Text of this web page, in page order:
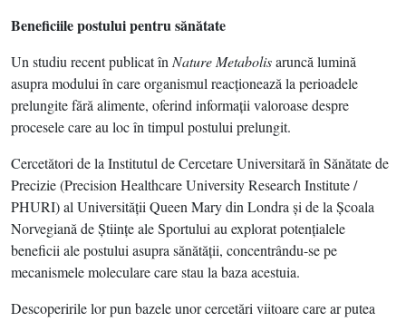
Beneficiile postului pentru sănătate
Un studiu recent publicat în Nature Metabolisaruncă lumină
asupra modului în care organismul reacţionează la perioadele
prelungite fără alimente, oferind informaţii valoroase despre
procesele care au loc în timpul postului prelungit.
Cercetători de la Institutul de Cercetare Universitară în Sănătate de
Precizie (Precision Healthcare University Research Institute /
PHURI) al Universităţii Queen Mary din Londra şi de la Şcoala
Norvegiană de Ştiinţe ale Sportului au explorat potenţialele
beneficii ale postului asupra sănătăţii, concentrându-se pe
mecanismele moleculare care stau la baza acestuia.
Descoperirile lor pun bazele unor cercetări viitoare care ar putea